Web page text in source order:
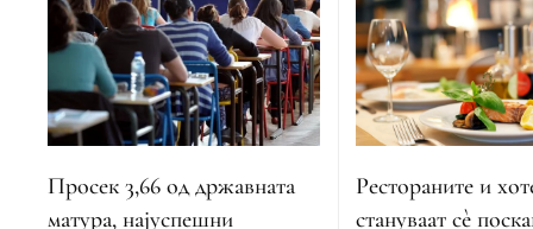
Просек 3,66 од државната
матура, најуспешни
Рестораните и
стануваат сè